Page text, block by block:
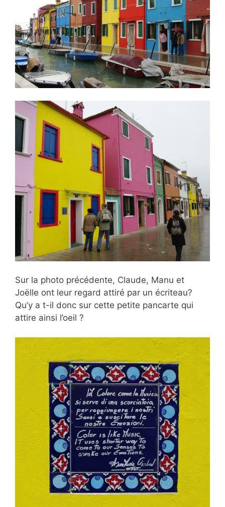
Sur la photo précédente, Claude, Manu et
Joëlle ont leur regard attiré par un écriteau?
Qu’y a t-il donc sur cette petite pancarte qui
attire ainsi l’oeil ?